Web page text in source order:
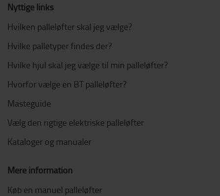
Nyttige links
Hvilken palleløfter skal jeg vælge?
Hvilke palletyper findes der?
Hvilke hjul skal jeg vælge til min palleløfter?
Hvorfor vælge en BT palleløfter?
Masteguide
Vælg den rigtige elektriske palleløfter
Kataloger og manualer
Mere information
Køb en manuel palleløfter